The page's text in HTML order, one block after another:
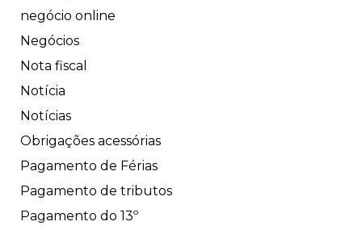
negócio online
Negócios
Nota fiscal
Notícia
Notícias
Obrigações acessórias
Pagamento de Férias
Pagamento de tributos
Pagamento do 13º